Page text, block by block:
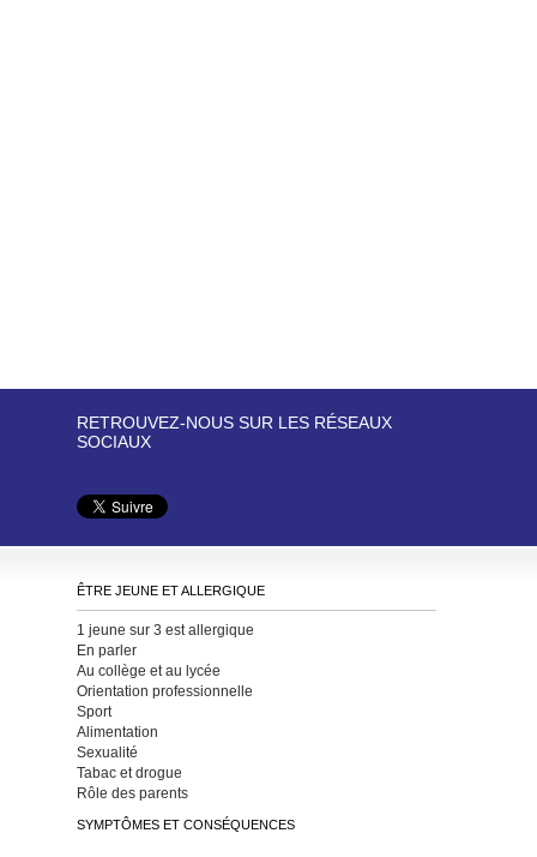
RETROUVEZ-NOUS SUR LES RÉSEAUX
SOCIAUX
ÊTRE JEUNE ET ALLERGIQUE
1 jeune sur 3 est allergique
En parler
Au collège et au lycée
Orientation professionnelle
Sport
Alimentation
Sexualité
Tabac et drogue
Rôle des parents
SYMPTÔMES ET CONSÉQUENCES